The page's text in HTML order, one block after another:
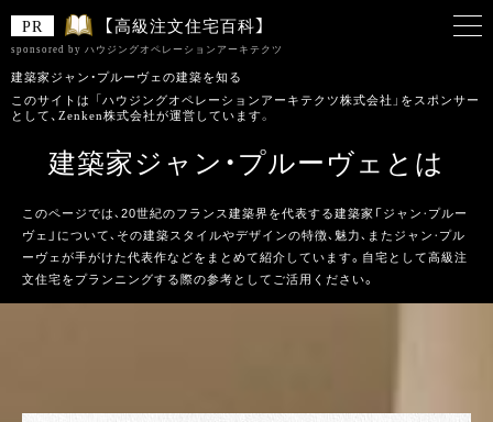
【高級注文住宅百科】
sponsored by ハウジングオペレーションアーキテクツ
建築家ジャン・プルーヴェの建築を知る
このサイトは 「ハウジングオペレーションアーキテクツ株式会社」をスポンサー
として、Zenken株式会社が運営しています。
建築家ジャン・プルーヴェとは
このページでは、20世紀のフランス建築界を代表する建築家「ジャン・プルー
ヴェ」について、その建築スタイルやデザインの特徴、魅力、またジャン・プル
ーヴェが手がけた代表作などをまとめて紹介しています。自宅として高級注
文住宅をプランニングする際の参考としてご活用ください。